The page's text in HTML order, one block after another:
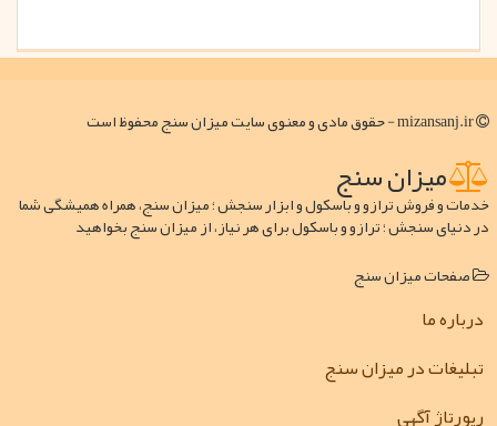
میزان سنج
خدمات و فروش ترازو و باسکول و ابزار سنجش ؛ میزان سنج، همراه همیشگی شما
در دنیای سنجش ؛ ترازو و باسکول برای هر نیاز، از میزان سنج بخواهید
صفحات میزان سنج
درباره ما
تبلیغات در میزان سنج
رپورتاژ آگهی